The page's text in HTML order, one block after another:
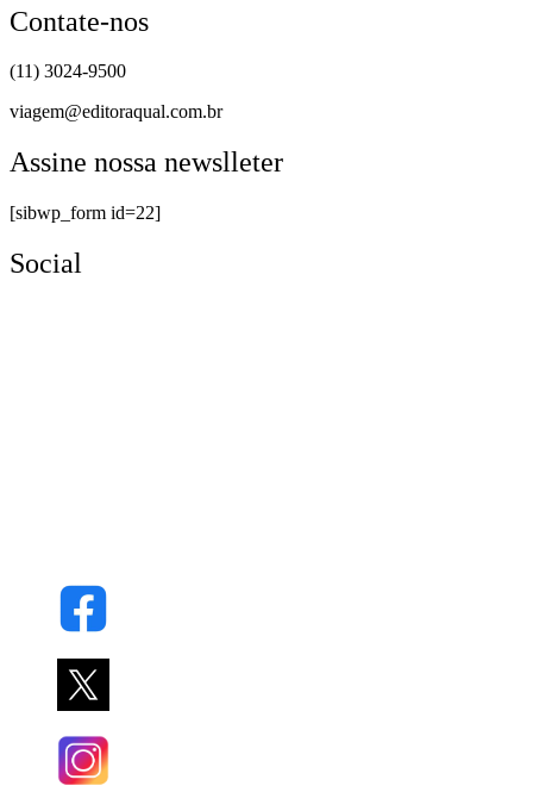
Contate-nos
(11) 3024-9500
viagem@editoraqual.com.br
Assine nossa newslleter
[sibwp_form id=22]
Social